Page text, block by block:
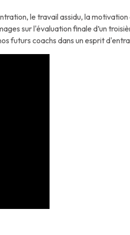
le travail assidu, la
sur l'évaluation finale d’un
futurs coachs dans un esprit